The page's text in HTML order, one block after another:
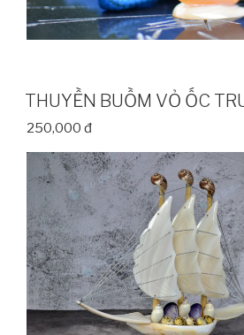
THUYỀN BUỒM VỎ ỐC
250,000 đ